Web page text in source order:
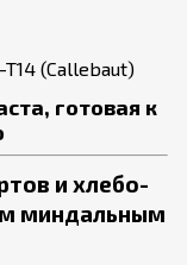
(Callebaut)
готовая к
и хлебо-
миндальным